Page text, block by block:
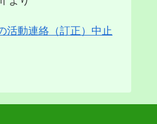
活動連絡（訂正）中止